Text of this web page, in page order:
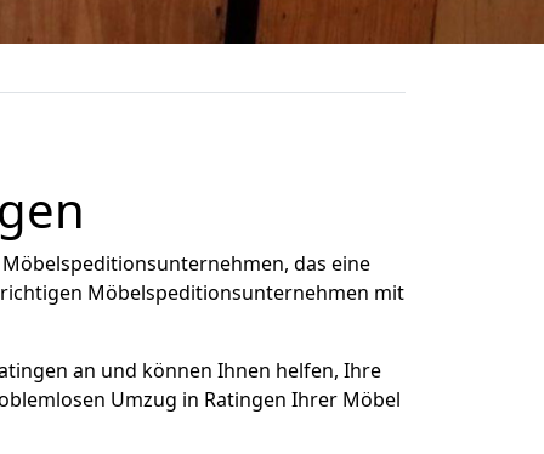
das eine
Möbelspeditionsunternehmen mit
an und können Ihnen helfen, Ihre
Umzug in Ratingen Ihrer Möbel